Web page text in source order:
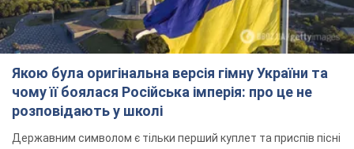
Якою була оригінальна версія гімну України та
чому її боялася Російська імперія: про це не
розповідають у школі
Державним символом є тільки перший куплет та приспів пісні